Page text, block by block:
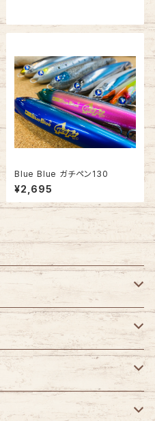
Blue Blue ガチペン130
¥2,695